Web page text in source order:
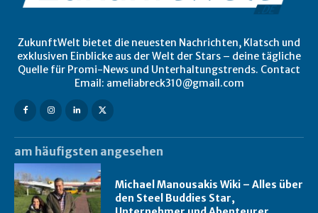
ZukunftWelt bietet die neuesten Nachrichten, Klatsch und
exklusiven Einblicke aus der Welt der Stars – deine tägliche
Quelle für Promi-News und Unterhaltungstrends. Contact
Email: ameliabreck310@gmail.com
am häufigsten angesehen
Michael Manousakis Wiki – Alles über
den Steel Buddies Star,